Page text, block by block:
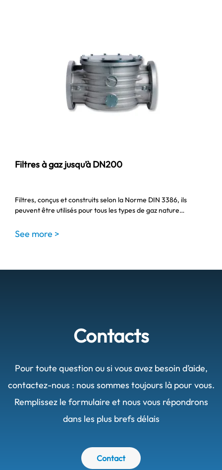
Filtres à gaz jusqu’à DN200
Filtres, conçus et construits selon la Norme DIN 3386, ils
peuvent être utilisés pour tous les types de gaz nature…
See more >
Contacts
Pour toute question ou si vous avez besoin d’aide,
contactez-nous : nous sommes toujours là pour vous.
Remplissez le formulaire et nous vous répondrons
dans les plus brefs délais
Contact